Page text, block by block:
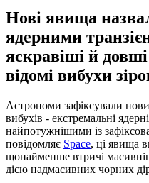
Нові явища
ядерними
яскравіші й
відомі вибухи
Астрономи зафіксували
вибухів - екстремальні
найпотужнішими із
повідомляє Space, ці явища
щонайменше втричі
дією надмасивних чорних